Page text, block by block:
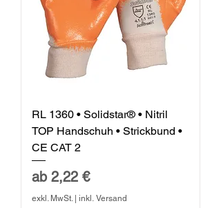
RL 1360 • Solidstar® • Nitril
TOP Handschuh • Strickbund •
CE CAT 2
ab 2,22 €
Sale-Preis
exkl. MwSt.| inkl. Versand